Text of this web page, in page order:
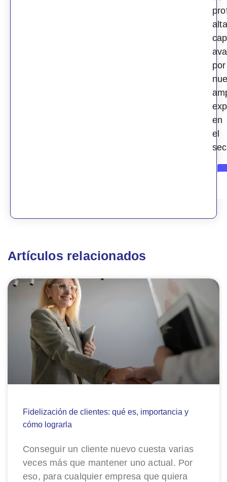
por
en
el
Artículos relacionados
Fidelización de clientes: qué es, importancia y
cómo lograrla
Conseguir un cliente nuevo cuesta varias
veces más que mantener uno actual. Por
eso, para cualquier empresa que quiera